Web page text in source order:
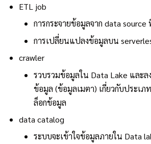
ETL job
การกระจายข้อมูลจาก data source
การเปลี่ยนแปลงข้อมูลบน
crawler
รวบรวมข้อมูลใน Data Lake และ
ข้อมูล (ข้อมูลเมตา) เกี่ยวกับประเ
ล็อกข้อมูล
data catalog
ระบบจะเข้าใจข้อมูลภายใน Data